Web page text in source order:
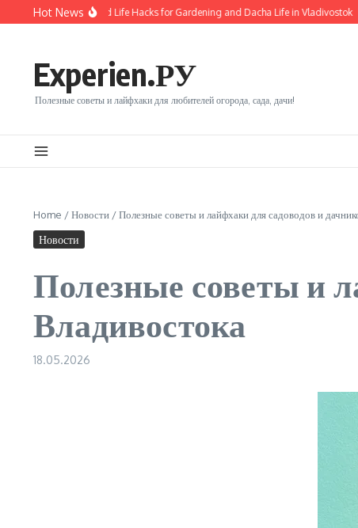
Перейти к содержанию
Hot News
Practical Tips and Life Hacks for Gardening and Dacha Life in Vladivostok
Experien.РУ
Полезные советы и лайфхаки для любителей огорода, сада, дачи!
Home /Новости /Полезные советы и лайфхаки для садоводов и
Новости
Полезные советы и
Владивостока
18.05.2026